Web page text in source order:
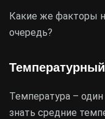
Какие же факторы
очередь?
Температура –
знать средние